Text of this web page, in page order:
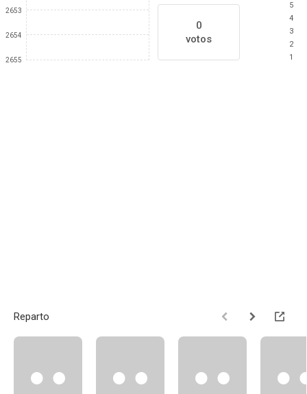
2653
2654
2655
0
votos
5
4
3
2
1
Reparto